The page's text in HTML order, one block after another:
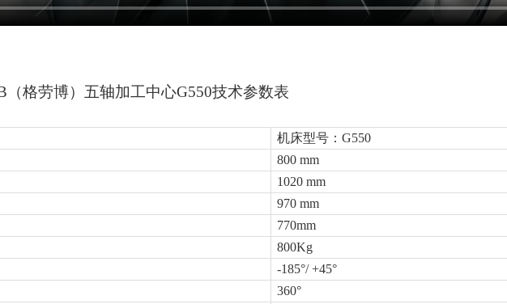
（格劳博）五轴加工中心G550技术参数表
机床型号：G550
800 mm
1020 mm
970 mm
770mm
800Kg
-185°/ +45°
360°